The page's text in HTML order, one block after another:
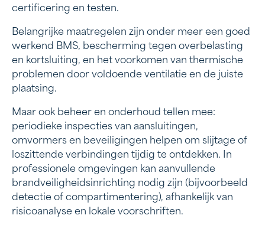
certificering en testen.
Belangrijke maatregelen zijn onder meer een goed
werkend BMS, bescherming tegen overbelasting
en kortsluiting, en het voorkomen van thermische
problemen door voldoende ventilatie en de juiste
plaatsing.
Maar ook beheer en onderhoud tellen mee:
periodieke inspecties van aansluitingen,
omvormers en beveiligingen helpen om slijtage of
loszittende verbindingen tijdig te ontdekken. In
professionele omgevingen kan aanvullende
brandveiligheidsinrichting nodig zijn (bijvoorbeeld
detectie of compartimentering), afhankelijk van
risicoanalyse en lokale voorschriften.